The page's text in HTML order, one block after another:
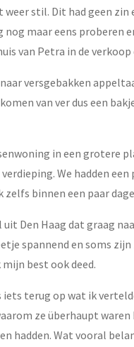
weer stil. Dit had geen
nog maar eens
van Petra in de
versgebakken
van ver dus een
in een grotere
We hadden
zelfs binnen een paar
Den Haag dat graag
spannend en soms
best ook deed.
iets terug op wat ik
ze überhaupt
hadden. Wat vooral